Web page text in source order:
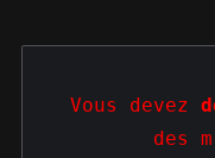
Vous devez
des